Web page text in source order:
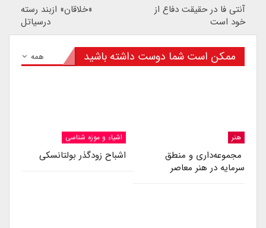
آنتی فا در حقیقت دفاع از
خود است
«خلاقان» ازبند رسته
درسیاتل
همه ممکن است شما دوست داشته باشید
هنر
مجموعه‌داری و منطق
سرمایه در هنر معاصر
اشیاء و موزه شناسی
اشباح زودگذر بولتانسکی